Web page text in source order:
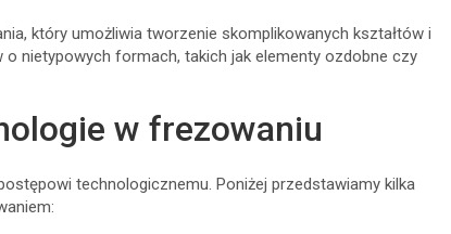
który umożliwia tworzenie skomplikowanych kształtów i
nietypowych formach, takich jak elementy ozdobne czy
w frezowaniu
technologicznemu. Poniżej przedstawiamy kilka